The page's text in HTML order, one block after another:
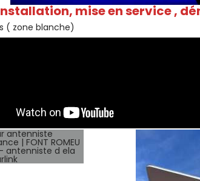
mise en service ,
( zone blanche)